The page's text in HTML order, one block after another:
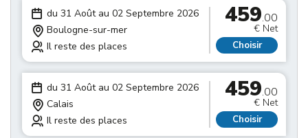
du 31 Août au 02 Septembre 2026
Boulogne-sur-mer
Il reste des places
459.00
€ Net
Choisir
du 31 Août au 02 Septembre 2026
Calais
Il reste des places
459.00
€ Net
Choisir